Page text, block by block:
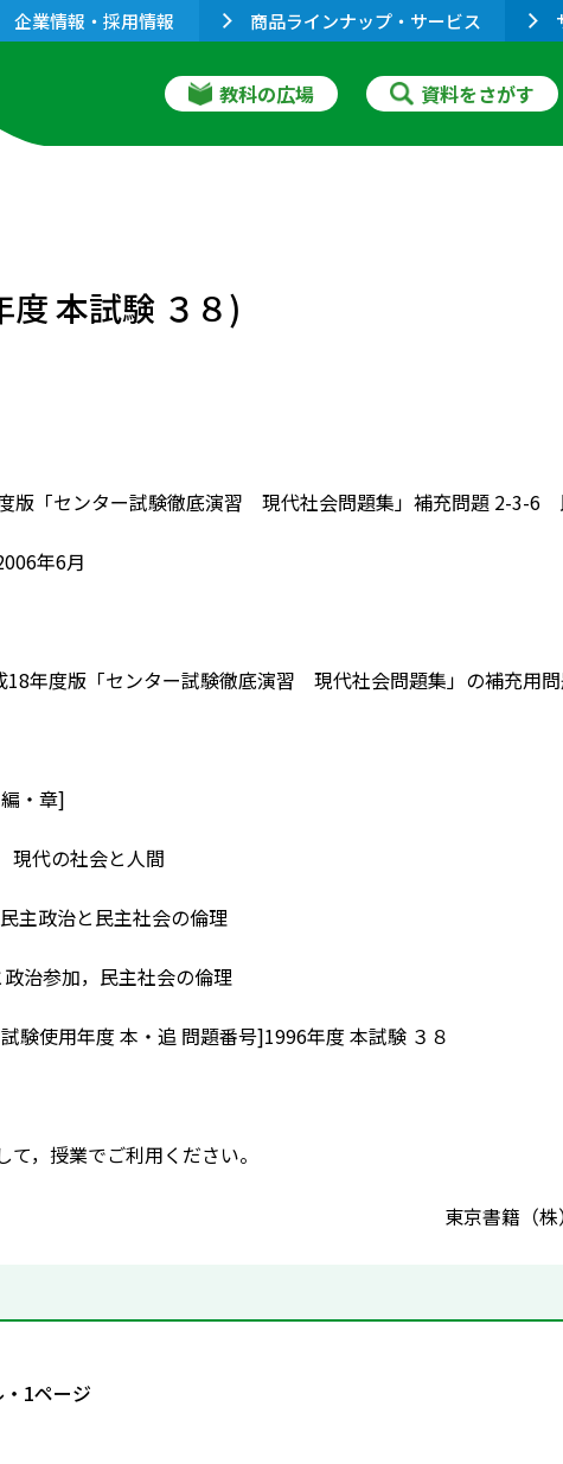
企業情報・採用情報 商品ラインナップ・サービス
教科の広場 資料をさがす
本試験 ３８)
版「センター試験徹底演習 現代社会問題集」補充問題 2-3-6
年6月
年度版「センター試験徹底演習 現代社会問題集」の補充用問
・章]
代の社会と人間
主政治と民主社会の倫理
治参加，民主社会の倫理
験使用年度 本・追 問題番号]1996年度 本試験 ３８
，授業でご利用ください。
東京書籍（
1ページ